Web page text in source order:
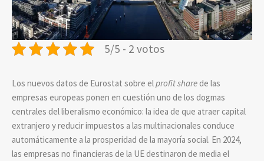
5/5 - 2 votos
Los nuevos datos de Eurostat sobre elprofit sharede las
empresas europeas ponen en cuestión uno de los dogmas
centrales del liberalismo económico: la idea de que atraer capital
extranjero y reducir impuestos a las multinacionales conduce
automáticamente a la prosperidad de la mayoría social. En 2024,
las empresas no financieras de la UE destinaron de media el